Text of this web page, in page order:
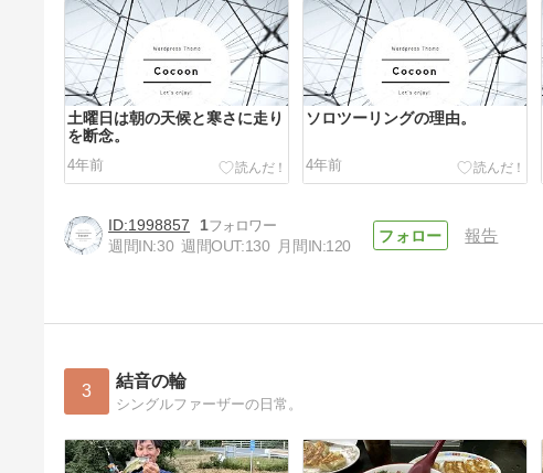
土曜日は朝の天候と寒さに走り
を断念。
4年前
ソロツーリングの理由。
4年前
1998857
1
週間IN:30 週間OUT:130 月間IN:120
報告
3 結音の輪
シングルファーザーの日常。